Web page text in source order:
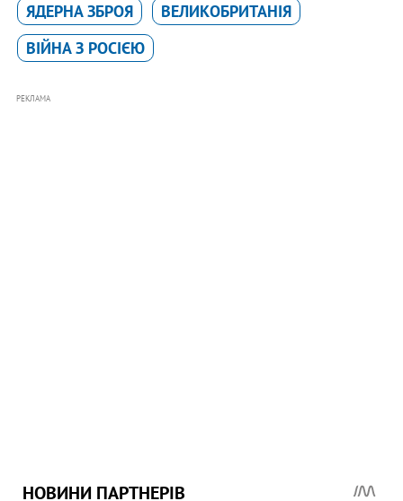
ЯДЕРНА ЗБРОЯ
ВЕЛИКОБРИТАНІЯ
ВІЙНА З РОСІЄЮ
РЕКЛАМА